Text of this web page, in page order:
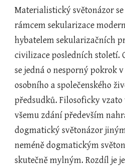
Materialistický světonázor
rámcem sekularizace
hybatelem sekularizačních
civilizace posledních století.
se jedná o nesporný pokrok
osobního a společenského
předsudků. Filosoficky
všemu zdání především
dogmatický světonázor
neméně dogmatickým
skutečně mylným. Rozdíl je